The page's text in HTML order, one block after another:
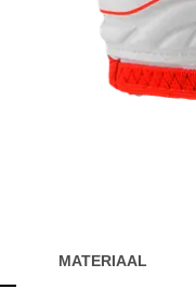
MATERIAAL